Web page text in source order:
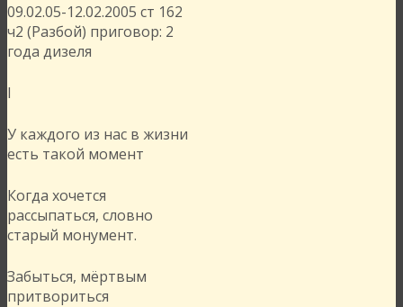
09.02.05-12.02.2005 ст 162
ч2 (Разбой) приговор: 2
года дизеля
I
У каждого из нас в жизни
есть такой момент
Когда хочется
рассыпаться, словно
старый монумент.
Забыться, мёртвым
притвориться